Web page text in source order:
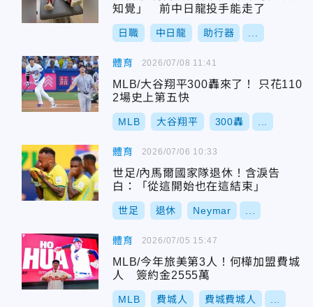
知覺」 前中日龍投手能走了
日職 中日龍 助行器
體育
MLB/大谷翔平300轟來了！ 只花110
2場史上第五快
MLB 大谷翔平 300轟
2026/07/08 11:41
體育
世足/內馬爾國家隊退休！含淚告
白：「從這開始也在這結束」
世足 退休 Neymar
2026/07/06 10:33
體育
MLB/今年旅美第3人！何樺加盟費城
人 簽約金2555萬
MLB 費城人 費城費城人
2026/07/05 15:47